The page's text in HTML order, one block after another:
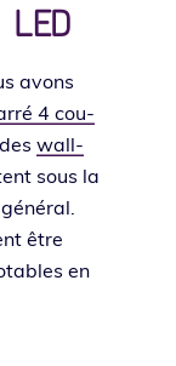
avons
4 cou­
wall-
sous la
être
en